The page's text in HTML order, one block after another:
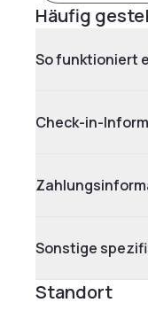
Häufig
So funktioniert
Check-in-
Sonstige
Standort